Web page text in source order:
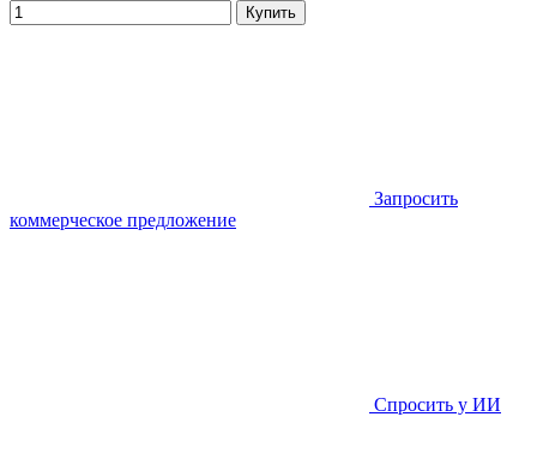
Купить
Запросить
коммерческое предложение
Спросить у ИИ